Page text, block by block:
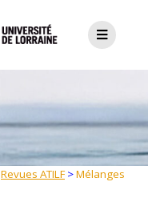
Revues ATILF>Mélanges